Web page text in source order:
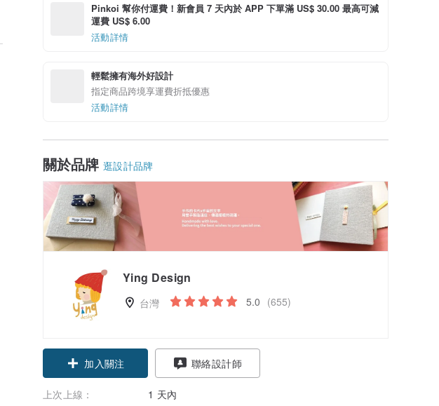
Pinkoi 幫你付運費！新會員 7 天內於 APP 下單滿 US$ 30.00 最高可減
運費 US$ 6.00
活動詳情
輕鬆擁有海外好設計
指定商品跨境享運費折抵優惠
活動詳情
關於品牌 逛設計品牌
Ying Design
台灣 5.0 (655)
領優惠券
加入關注
聯絡設計師
上次上線：
1 天內